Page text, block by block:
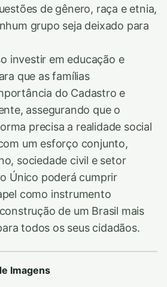
de gênero, raça e etnia,
grupo seja deixado para
investir em educação e
que as famílias
do Cadastro e
assegurando que o
precisa a realidade social
um esforço conjunto,
sociedade civil e setor
Único poderá cumprir
como instrumento
de um Brasil mais
todos os seus cidadãos.
Imagens